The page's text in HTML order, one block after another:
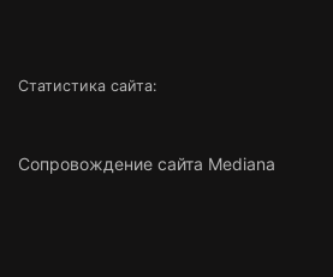
Статистика сайта:
Сопровождение сайта Mediana